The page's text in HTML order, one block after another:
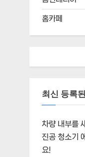
홈카페
최신 등록
차량 내부를
진공 청소기
요!